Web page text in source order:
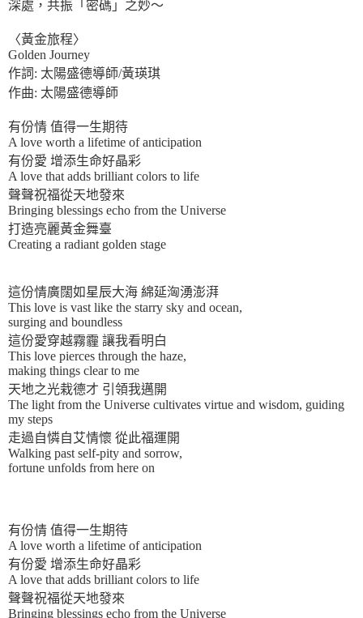
深處，共振「密碼」之妙～
〈黃金旅程〉
Golden Journey
作詞: 太陽盛德導師/黃瑛琪
作曲: 太陽盛德導師
有份情 值得一生期待
A love worth a lifetime of anticipation
有份愛 增添生命好晶彩
A love that adds brilliant colors to life
聲聲祝福從天地發來
Bringing blessings echo from the Universe
打造亮麗黃金舞臺
Creating a radiant golden stage
這份情廣闊如星辰大海 綿延洶湧澎湃
This love is vast like the starry sky and ocean,
surging and boundless
這份愛穿越霧霾 讓我看明白
This love pierces through the haze,
making things clear to me
天地之光栽德才 引領我邁開
The light from the Universe cultivates virtue and wisdom, guiding
my steps
走過自憐自艾情懷 從此福運開
Walking past self-pity and sorrow,
fortune unfolds from here on
有份情 值得一生期待
A love worth a lifetime of anticipation
有份愛 增添生命好晶彩
A love that adds brilliant colors to life
聲聲祝福從天地發來
Bringing blessings echo from the Universe